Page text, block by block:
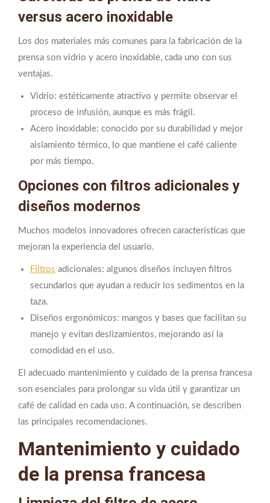
versus acero inoxidable
Los dos materiales más comunes para la fabricación de la
prensa son vidrio y acero inoxidable, cada uno con sus
ventajas.
Vidrio: estéticamente atractivo y permite observar el
proceso de infusión, aunque es más frágil.
Acero inoxidable: conocido por su durabilidad y mejor
aislamiento térmico, lo que mantiene el café caliente
por más tiempo.
Opciones con filtros adicionales y
diseños modernos
Muchos modelos innovadores ofrecen características que
mejoran la experiencia del usuario.
Filtros adicionales: algunos diseños incluyen filtros
secundarios que ayudan a reducir los sedimentos en la
taza.
Diseños ergonómicos: mangos y bases que facilitan su
manejo y evitan deslizamientos, mejorando así la
comodidad en el uso.
El adecuado mantenimiento y cuidado de la prensa francesa
son esenciales para prolongar su vida útil y garantizar un
café de calidad en cada uso. A continuación, se describen
las principales recomendaciones.
Mantenimiento y cuidado
de la prensa francesa